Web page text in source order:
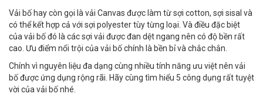
Vải bố hay còn gọi là vải Canvas được làm từ sợi cotton, sợi sisal và
có thể kết hợp cả với sợi polyester tùy từng loại. Và điều đặc biệt
của vải bố đó là các sợi vải được đan dệt ngang nên có độ bền rất
cao. Ưu điểm nổi trội của vải bố chính là bền bỉ và chắc chắn.
Chính vì nguyên liệu đa dạng cùng nhiều tính năng ưu việt nên vải
bố được ứng dụng rộng rãi. Hãy cùng tìm hiểu 5 công dụng rất tuyệt
vời của vải bố nhé.